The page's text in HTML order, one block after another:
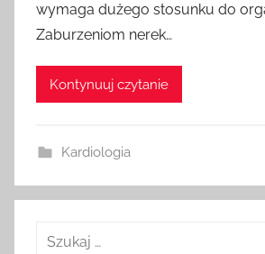
wymaga dużego stosunku do
Zaburzeniom nerek…
Kontynuuj czytanie
Kardiologia
Szukaj